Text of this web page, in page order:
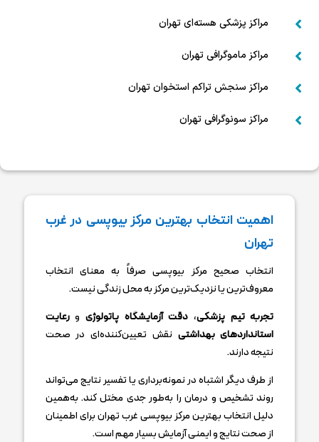
 مراکز پزشکی هسته‌ای تهران
 مراکز ماموگرافی تهران
 مراکز سنجش تراکم استخوان تهران
 مراکز سونوگرافی تهران
اهمیت انتخاب بهترین مرکز بیوپسی در غرب
تهران
انتخاب صحیح مرکز بیوپسی صرفاً به معنای انتخاب
معروف‌ترین یا نزدیک‌ترین مرکز به محل زندگی نیست.
تجربه تیم پزشکی، دقت آزمایشگاه پاتولوژی ورعایت
استانداردهای بهداشتی نقش تعیین‌کننده‌ای در صحت
نتیجه دارند.
از طرف دیگر اشتباه در نمونه‌برداری یا تفسیر نتایج می‌تواند
روند تشخیص و درمان را به‌طور جدی مختل کند. به‌همین
دلیل انتخاب بهترین مرکز بیوپسی غرب تهران برای اطمینان
از صحت نتایج و ایمنی آزمایش بسیار مهم است.